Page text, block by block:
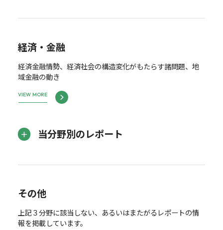
経済・金融
経済金融情勢、経済社会の構造変化がもたらす諸問題、地
域金融の動き
VIEW MORE
当分野別のレポート
その他
上記３分野に該当しない、あるいはまたがるレポートの情
報を掲載しています。